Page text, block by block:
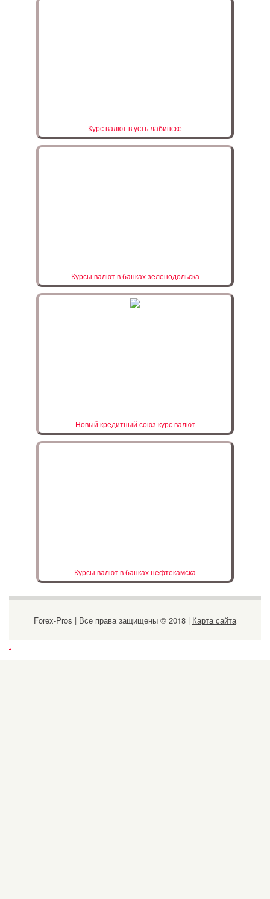
Курс валют в усть лабинске
Курсы валют в банках зеленодольска
Новый кредитный союз курс валют
Курсы валют в банках нефтекамска
Forex-Pros | Все права защищены © 2018 | Карта сайта
.